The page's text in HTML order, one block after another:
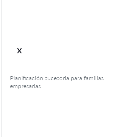
x
Planificación sucesoria para familias
empresarias